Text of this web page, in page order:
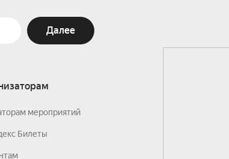
Далее
мероприятий
Билеты